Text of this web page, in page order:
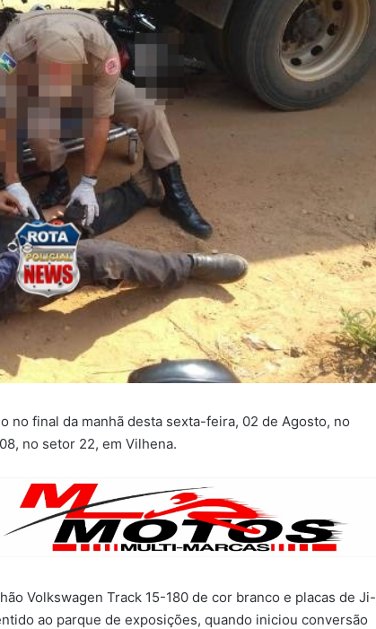
no final da manhã desta sexta-feira, 02 de Agosto, no
no setor 22, em Vilhena.
Volkswagen Track 15-180 de cor branco e placas de Ji-
ao parque de exposições, quando iniciou conversão